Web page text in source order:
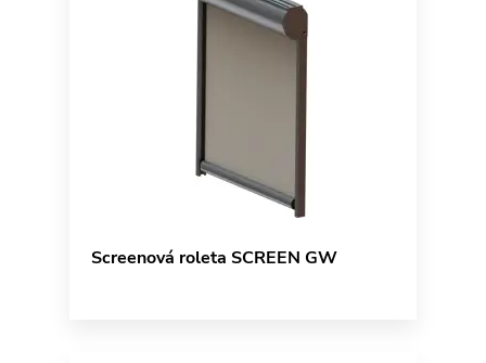
Screenová roleta SCREEN GW